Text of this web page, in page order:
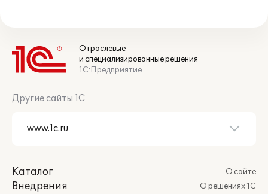
Отраслевые
и специализированные решения
1С:Предприятие
Другие сайты 1С
Каталог
Внедрения
О сайте
О решениях 1С